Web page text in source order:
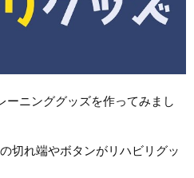
ーニンググッズを作ってみまし
切れ端やボタンがリハビリグッ